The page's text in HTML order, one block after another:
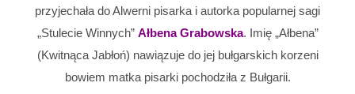
przyjechała do Alwerni pisarka i autorka popularnej sagi
„Stulecie Winnych” Ałbena Grabowska. Imię „Ałbena”
(Kwitnąca Jabłoń) nawiązuje do jej bułgarskich korzeni
bowiem matka pisarki pochodziła z Bułgarii.